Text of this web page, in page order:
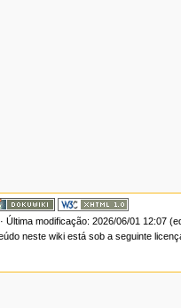
Última modificação: 2026/06/01 12:07
neste wiki está sob a seguinte